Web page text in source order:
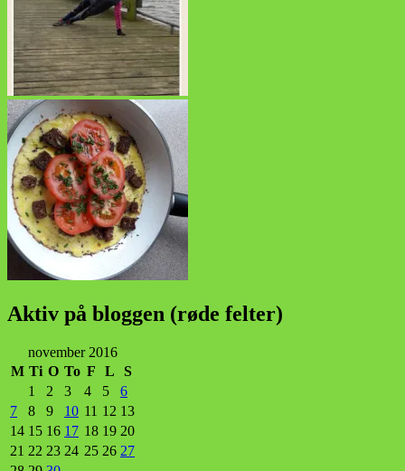
Aktiv på bloggen (røde felter)
november 2016
M Ti O To F L
S
1
2 3 4 5
6
7
8 9 10 11 12 13
14 15 16 17 18 19 20
21 22 23 24 25 26 27